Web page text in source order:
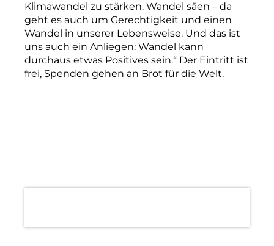
Klimawandel zu stärken. Wandel säen – da
geht es auch um Gerechtigkeit und einen
Wandel in unserer Lebensweise. Und das ist
uns auch ein Anliegen: Wandel kann
durchaus etwas Positives sein.“ Der Eintritt ist
frei, Spenden gehen an Brot für die Welt.